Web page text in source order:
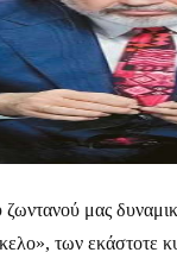
μας
των εκάστοτε